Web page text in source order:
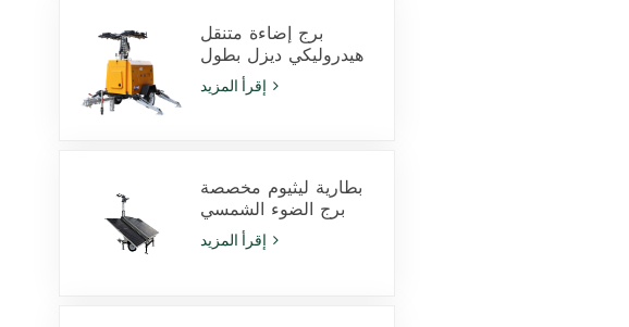
برج إضاءة متنقل
هيدروليكي ديزل بطول
9 أمتار مزود بمصابيح
LED بقدرة 350 وات
بطارية ليثيوم مخصصة
برج الضوء الشمسي
600W مصابيح LED مع
انزلاق